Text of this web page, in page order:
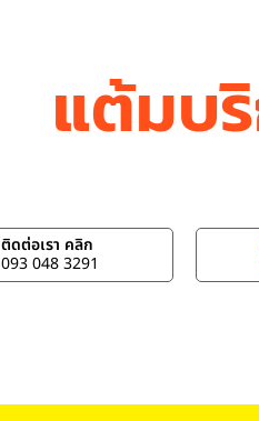
แต้มบริ
ติดต่อเรา คลิก
093 048 3291